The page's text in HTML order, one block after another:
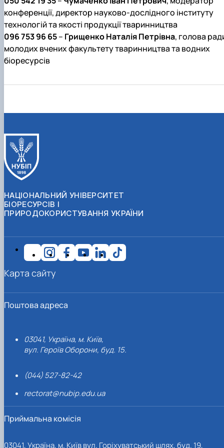
конференції, директор науково-дослідного інституту
технологій та якості продукції тваринництва
096 753 96 65– Грищенко Наталія Петрівна, голова
молодих вчених факультету тваринництва та водних
біоресурсів
НАЦІОНАЛЬНИЙ УНІВЕРСИТЕТ
БІОРЕСУРСІВ І
ПРИРОДОКОРИСТУВАННЯ УКРАЇНИ
Поштова адреса
03041, Україна, м. Київ,
вул. Героїв Оборони, буд. 15.
(044) 527-82-42
rectorat@nubip.edu.ua
Приймальна комісія
03041, Україна, м. Київ вул. Горіхуватський шлях, буд. 19,
Карта сайту